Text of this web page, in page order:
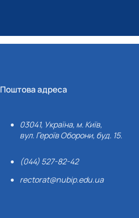
Поштова адреса
03041, Україна, м. Київ,
вул. Героїв Оборони, буд. 15.
(044) 527-82-42
rectorat@nubip.edu.ua